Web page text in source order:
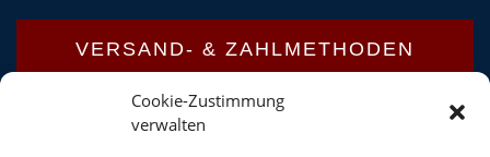
Cookie-Zustimmung
verwalten
VERSAND- & ZAHLMETHODEN
Versandinformationen